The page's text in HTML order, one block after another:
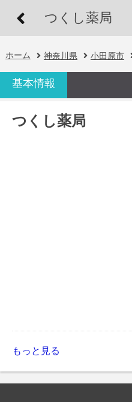
つくし薬局
ホーム 神奈川県 小田原市
基本情報
つくし薬局
もっと見る